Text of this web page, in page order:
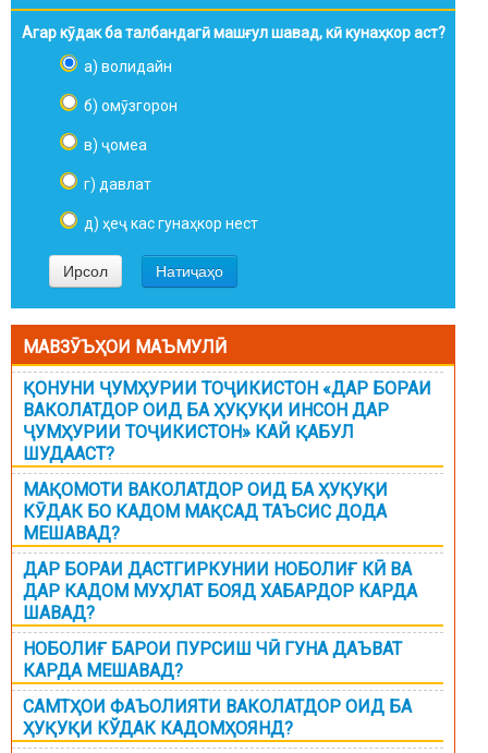
Агар кӯдак ба талбандагӣ машғул шавад, кӣ кунаҳкор аст?
а) волидайн
б) омӯзгорон
в) ҷомеа
г) давлат
д) ҳеҷ кас гунаҳкор нест
МАВЗӮЪҲОИ МАЪМУЛӢ
ҚОНУНИ ҶУМҲУРИИ ТОҶИКИСТОН «ДАР БОРАИ
ВАКОЛАТДОР ОИД БА ҲУҚУҚИ ИНСОН ДАР
ҶУМҲУРИИ ТОҶИКИСТОН» КАЙ ҚАБУЛ
ШУДААСТ?
МАҚОМОТИ ВАКОЛАТДОР ОИД БА ҲУҚУҚИ
КӮДАК БО КАДОМ МАҚСАД ТАЪСИС ДОДА
МЕШАВАД?
ДАР БОРАИ ДАСТГИРКУНИИ НОБОЛИҒ КӢ ВА
ДАР КАДОМ МУҲЛАТ БОЯД ХАБАРДОР КАРДА
ШАВАД?
НОБОЛИҒ БАРОИ ПУРСИШ ЧӢ ГУНА ДАЪВАТ
КАРДА МЕШАВАД?
САМТҲОИ ФАЪОЛИЯТИ ВАКОЛАТДОР ОИД БА
ҲУҚУҚИ КЎДАК КАДОМҲОЯНД?